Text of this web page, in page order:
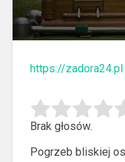
https://zadora24.pl
Brak głosów.
Pogrzeb bliskiej